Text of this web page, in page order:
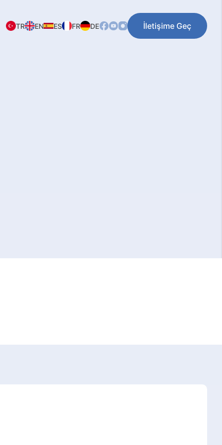
TR EN ES FR DE İletişime Geç